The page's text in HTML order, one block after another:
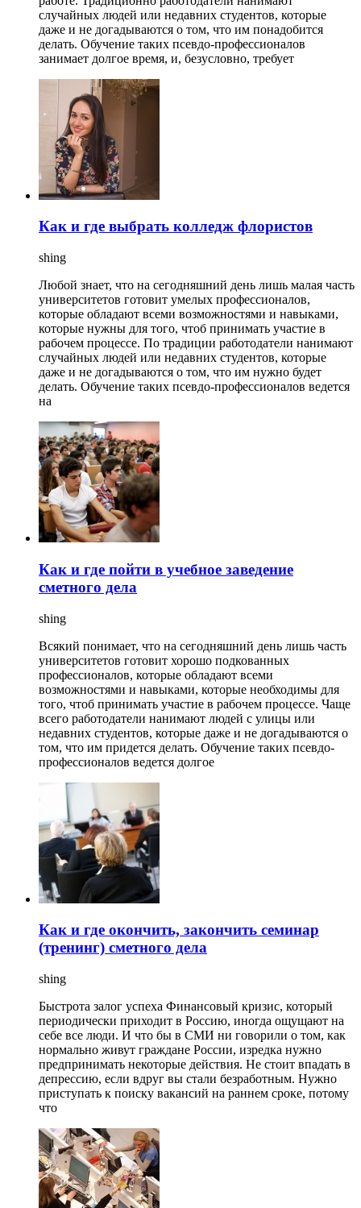
случайных людей или недавних студентов, которые
даже и не догадываются о том, что им понадобится
делать. Обучение таких псевдо-профессионалов
занимает долгое время, и, безусловно, требует
Как и где выбрать колледж флористов
shing
Любой знает, что на сегодняшний день лишь малая часть
университетов готовит умелых профессионалов,
которые обладают всеми возможностями и навыками,
которые нужны для того, чтоб принимать участие в
рабочем процессе. По традиции работодатели нанимают
случайных людей или недавних студентов, которые
даже и не догадываются о том, что им нужно будет
делать. Обучение таких псевдо-профессионалов ведется
на
Как и где пойти в учебное заведение
сметного дела
shing
Всякий понимает, что на сегодняшний день лишь часть
университетов готовит хорошо подкованных
профессионалов, которые обладают всеми
возможностями и навыками, которые необходимы для
того, чтоб принимать участие в рабочем процессе. Чаще
всего работодатели нанимают людей с улицы или
недавних студентов, которые даже и не догадываются о
том, что им придется делать. Обучение таких псевдо-
профессионалов ведется долгое
Как и где окончить, закончить семинар
(тренинг) сметного дела
shing
Быстрота залог успеха Финансовый кризис, который
периодически приходит в Россию, иногда ощущают на
себе все люди. И что бы в СМИ ни говорили о том, как
нормально живут граждане России, изредка нужно
предпринимать некоторые действия. Не стоит впадать в
депрессию, если вдруг вы стали безработным. Нужно
приступать к поиску вакансий на раннем сроке, потому
что